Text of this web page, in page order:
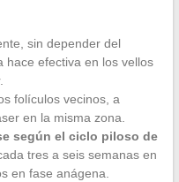
sin depender del
hace efectiva en los vellos
folículos vecinos, a
en la misma zona.
según el ciclo piloso de
tres a seis semanas en
en fase anágena.